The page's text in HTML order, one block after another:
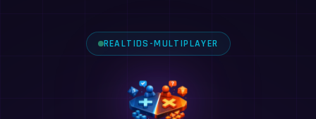
REALTIDS-MULTIPLAYER